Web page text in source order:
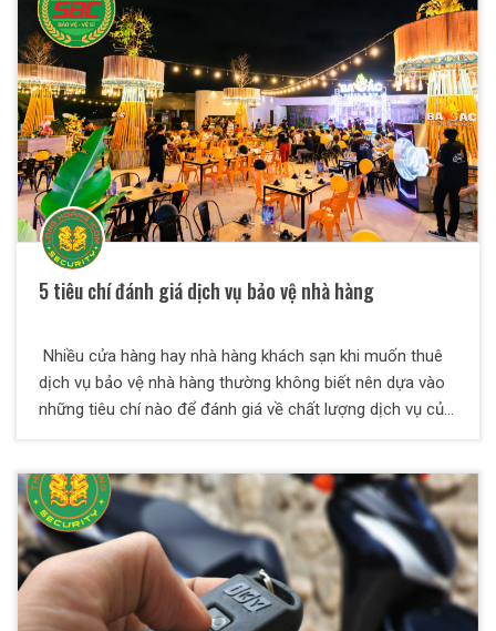
5 tiêu chí đánh giá dịch vụ bảo vệ nhà hàng
Nhiều cửa hàng hay nhà hàng khách sạn khi muốn thuê
dịch vụ bảo vệ nhà hàng thường không biết nên dựa vào
những tiêu chí nào để đánh giá về chất lượng dịch vụ của